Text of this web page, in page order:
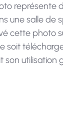
représente
une salle de
cette photo
soit
utilisation